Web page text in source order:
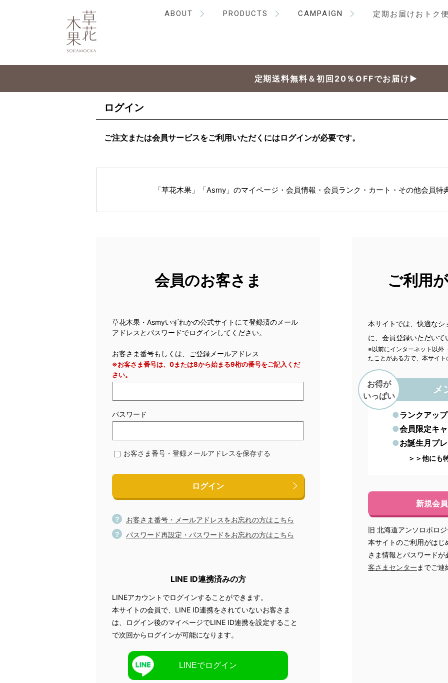
ABOUT PRODUCTS CAMPAIGN 定期お届けおトク便
定期送料無料＆初回20％OFFでお届け▶
ログイン
ご注文または会員サービスをご利用いただくにはログインが必要です。
「草花木果」「Asmy」のマイページ・会員情報・会員ランク・ カート・その他会員特
会員のお客さま
草花木果・Asmyいずれかの公式サイトにて登録済のメール
アドレスとパスワードでログインしてください。
お客さま番号もしくは、ご登録メールアドレス
※お客さま番号は、0または8から始まる9桁の番号をご記入くだ
さい。
パスワード
お客さま番号・登録メールアドレスを保存する
ログイン
お客さま番号・メールアドレスをお忘れの方はこちら
パスワード再設定・パスワードをお忘れの方はこちら
LINE ID連携済みの方
LINEアカウントでログインすることができます。
本サイトの会員で、LINE ID連携をされていないお客さま
は、ログイン後のマイページでLINE ID連携を設定すること
で次回からログインが可能になります。
LINEでログイン
ご利用
本サイトでは、快適なシ
に、会員登録いただいて
※以前にインターネット以外
たことがある方で、本サイト
お得が
いっぱい
メ
ランクアッ
会員限定キ
お誕生月プ
＞＞他にも
新規会
旧 北海道アンソロポロ
本サイトのご利用がはじ
さま情報とパスワード
客さまセンター までご連